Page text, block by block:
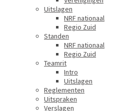
Uitslagen
NRF nationaal
Regio Zuid
Standen
NRF nationaal
Regio Zuid
Teamrit
Intro
Uitslagen
Reglementen
Uitspraken
Verslagen